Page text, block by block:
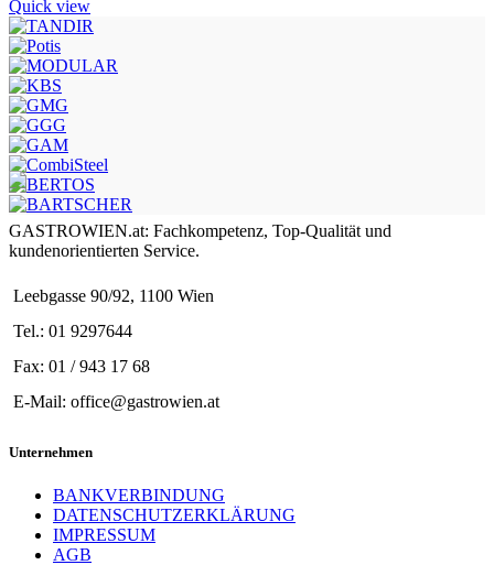
Quick view
GASTROWIEN.at: Fachkompetenz, Top-Qualität und
kundenorientierten Service.
Leebgasse 90/92, 1100 Wien
Tel.: 01 9297644
Fax: 01 / 943 17 68
E-Mail: office@gastrowien.at
Unternehmen
BANKVERBINDUNG
DATENSCHUTZERKLÄRUNG
IMPRESSUM
AGB